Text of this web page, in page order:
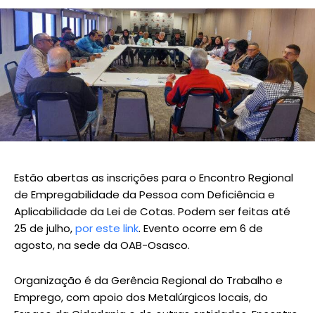
Estão abertas as inscrições para o Encontro Regional
de Empregabilidade da Pessoa com Deficiência e
Aplicabilidade da Lei de Cotas. Podem ser feitas até
25 de julho,por este link. Evento ocorre em 6 de
agosto, na sede da OAB-Osasco.
Organização é da Gerência Regional do Trabalho e
Emprego, com apoio dos Metalúrgicos locais, do